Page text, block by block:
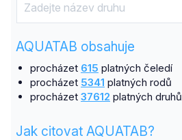
AQUATAB obsahuje
procházet 615 platných čeledí
procházet 5341 platných rodů
procházet 37612 platných druhů
Jak citovat AQUATAB?